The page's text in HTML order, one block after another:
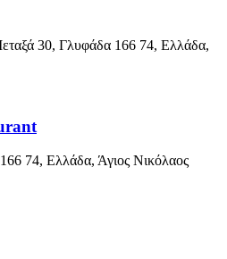
30, Γλυφάδα 166 74, Ελλάδα,
74, Ελλάδα, Άγιος Νικόλαος